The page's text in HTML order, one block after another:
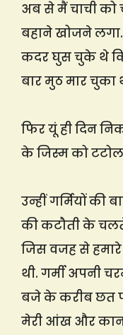
अब से मैं चाची
बहाने खोजने
कदर घुस चुके थे
बार मुठ मार चुका
फिर यूं ही दिन
के जिस्म को
उन्हीं गर्मियों की
की कटौती के चलते
जिस वजह से हमारे
थी. गर्मी अपनी
बजे के करीब छत
मेरी आंख और कान